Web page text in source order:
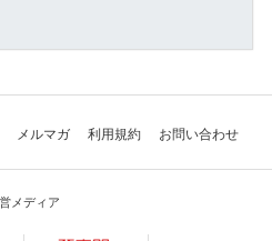
メルマガ 利用規約 お問い合わせ
メディア